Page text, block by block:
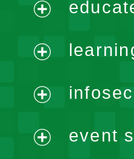
menu
menu
menu
menu
event